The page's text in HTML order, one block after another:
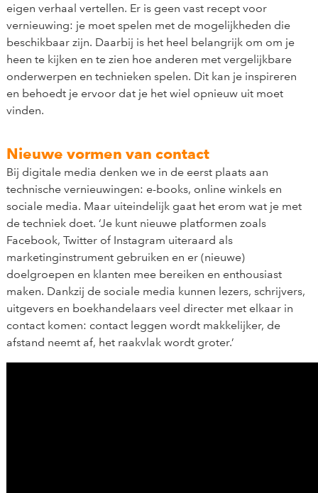
eigen verhaal vertellen. Er is geen vast recept voor
vernieuwing: je moet spelen met de mogelijkheden die
beschikbaar zijn. Daarbij is het heel belangrijk om om je
heen te kijken en te zien hoe anderen met vergelijkbare
onderwerpen en technieken spelen. Dit kan je inspireren
en behoedt je ervoor dat je het wiel opnieuw uit moet
vinden.
Nieuwe vormen van contact
Bij digitale media denken we in de eerst plaats aan
technische vernieuwingen: e-books, online winkels en
sociale media. Maar uiteindelijk gaat het erom wat je met
de techniek doet. ‘Je kunt nieuwe platformen zoals
Facebook, Twitter of Instagram uiteraard als
marketinginstrument gebruiken en er (nieuwe)
doelgroepen en klanten mee bereiken en enthousiast
maken. Dankzij de sociale media kunnen lezers, schrijvers,
uitgevers en boekhandelaars veel directer met elkaar in
contact komen: contact leggen wordt makkelijker, de
afstand neemt af, het raakvlak wordt groter.’